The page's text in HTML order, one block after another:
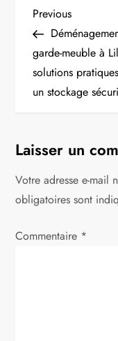
N
a
v
g
a
t
i
Previous
Post
Previous
garde-meuble à
solutions
un stockage
Laisser un
Votre adresse e-mail
obligatoires sont
Commentaire *